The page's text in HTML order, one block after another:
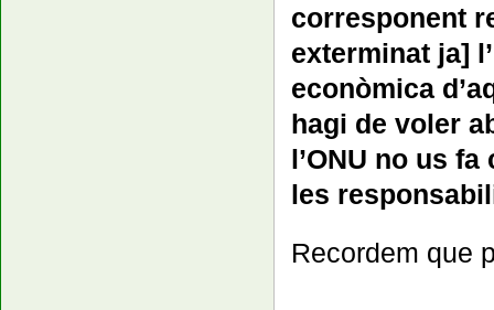
corresponent
exterminat ja]
econòmica
hagi de voler
l’ONU no us
les
Recordem que